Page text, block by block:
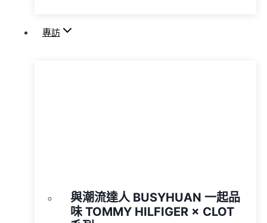
專訪
與潮流達人 BUSYHUAN 一起品
味 TOMMY HILFIGER × CLOT